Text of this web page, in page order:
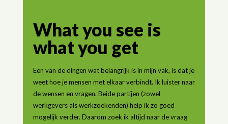
What you see is
what you get
Een van de dingen wat belangrijk is in mijn vak, is dat je
weet hoe je mensen met elkaar verbindt. Ik luister naar
de wensen en vragen. Beide partijen (zowel
werkgevers als werkzoekenden) help ik zo goed
mogelijk verder. Daarom zoek ik altijd naar de vraag